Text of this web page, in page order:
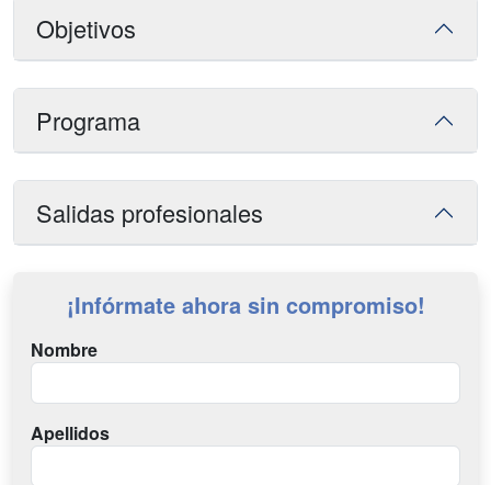
Objetivos
Programa
Salidas profesionales
¡Infórmate ahora sin compromiso!
Nombre
Apellidos